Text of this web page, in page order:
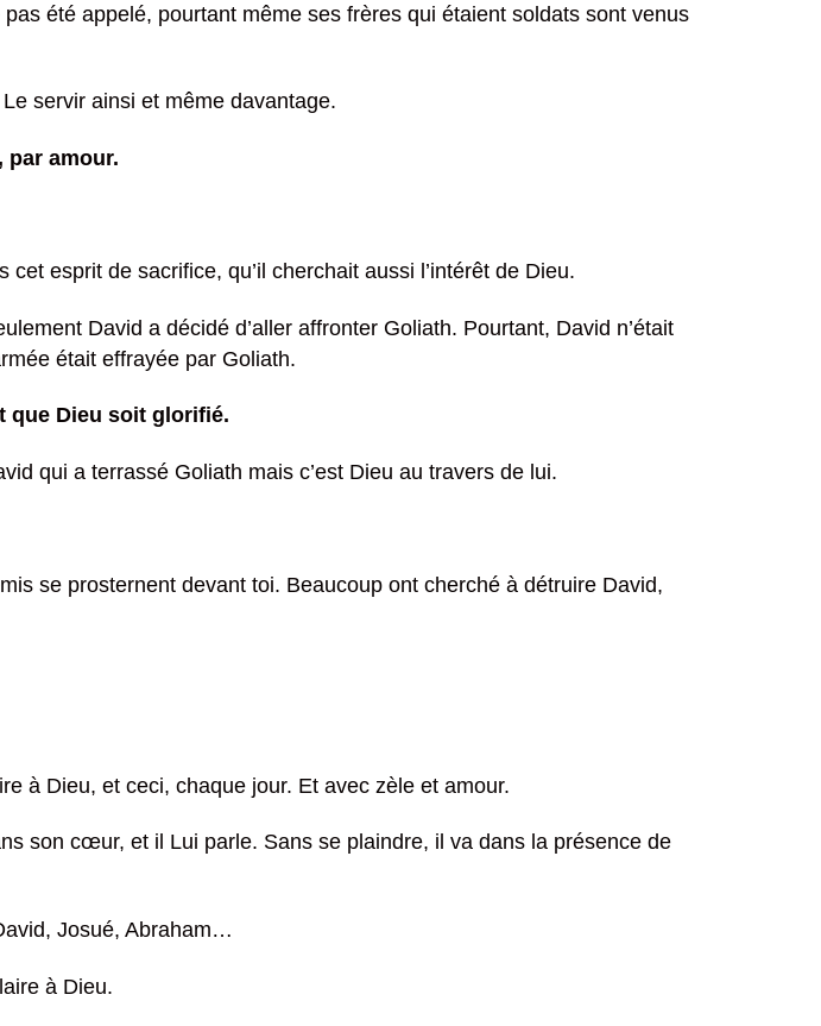
été appelé, pourtant même ses frères qui étaient soldats sont venus
servir ainsi et même davantage.
par amour.
esprit de sacrifice, qu’il cherchait aussi l’intérêt de Dieu.
David a décidé d’aller affronter Goliath. Pourtant, David n’était
était effrayée par Goliath.
que Dieu soit glorifié.
qui a terrassé Goliath mais c’est Dieu au travers de lui.
se prosternent devant toi. Beaucoup ont cherché à détruire David,
à Dieu, et ceci, chaque jour. Et avec zèle et amour.
son cœur, et il Lui parle. Sans se plaindre, il va dans la présence de
Josué, Abraham…
à Dieu.